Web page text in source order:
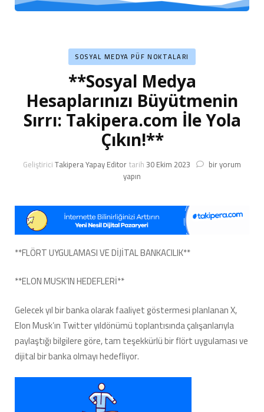
SOSYAL MEDYA PÜF NOKTALARI
**Sosyal Medya
Hesaplarınızı Büyütmenin
Sırrı: Takipera.com İle Yola
Çıkın!**
GeliştiriciTakipera Yapay Editortarih30 Ekim 2023 **Sosyal
Sırrı:
Takipera.com
bir yorum
yapın
**FLÖRT UYGULAMASI VE DİJİTAL BANKACILIK**
**ELON MUSK’IN HEDEFLERİ**
Gelecek yıl bir banka olarak faaliyet göstermesi planlanan X,
Elon Musk’ın Twitter yıldönümü toplantısında çalışanlarıyla
paylaştığı bilgilere göre, tam teşekkürlü bir flört uygulaması ve
dijital bir banka olmayı hedefliyor.